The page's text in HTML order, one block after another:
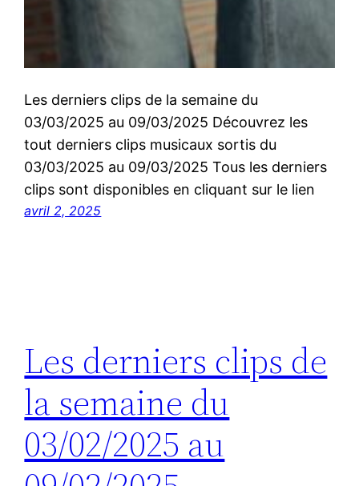
Les derniers clips de la semaine du
03/03/2025 au 09/03/2025 Découvrez les
tout derniers clips musicaux sortis du
03/03/2025 au 09/03/2025 Tous les derniers
clips sont disponibles en cliquant sur le lien
avril 2, 2025
Les derniers clips de
la semaine du
03/02/2025 au